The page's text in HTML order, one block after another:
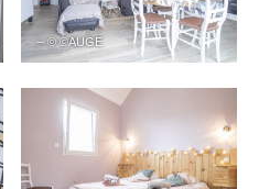
– © ©AUGE